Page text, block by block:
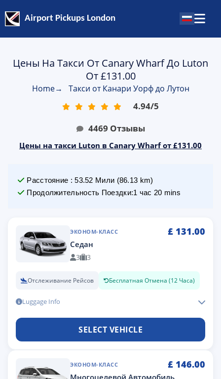
Airport Pickups London
Цены На Такси От Canary Wharf До Luton
От £131.00
Home→ Такси от Канари Уорф до Лутон
4.94/5
4469 Отзывы
Цены на такси Luton в Canary Wharf от £131.00
Расстояние :53.52 Мили (86.13 km)
Продолжительность Поездки:1 час 20 mins
ЭКОНОМ-КЛАСС £ 131.00
Седан
3 3
Отслеживание Рейсов Бесплатная Отмена (12 Часа)
Luggage Info
SELECT VEHICLE
ЭКОНОМ-КЛАСС £ 146.00
Многоцелевой Автомобиль